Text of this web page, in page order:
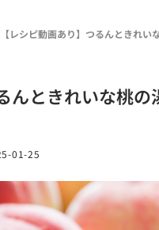
【レシピ動画あり】つるんときれ
んときれいな桃
01-25